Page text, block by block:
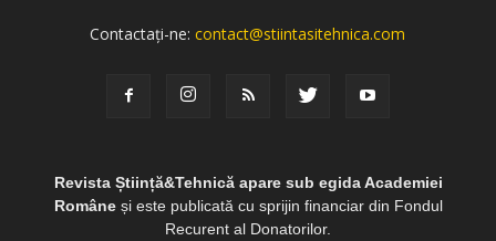
Contactați-ne:contact@stiintasitehnica.com
Revista Știință&Tehnică apare sub egida Academiei
Româneși este publicată cu sprijin financiar din Fondul
Recurent al Donatorilor.